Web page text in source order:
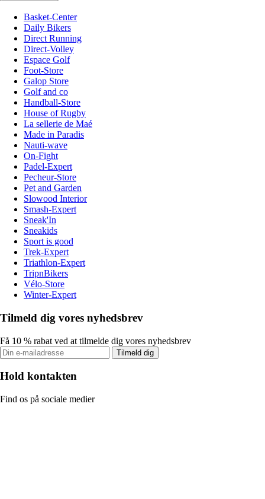
Basket-Center
Daily Bikers
Direct Running
Direct-Volley
Espace Golf
Foot-Store
Galop Store
Golf and co
Handball-Store
House of Rugby
La sellerie de Maé
Made in Paradis
Nauti-wave
On-Fight
Padel-Expert
Pecheur-Store
Pet and Garden
Slowood Interior
Smash-Expert
Sneak'In
Sneakids
Sport is good
Trek-Expert
Triathlon-Expert
TripnBikers
Vélo-Store
Winter-Expert
Tilmeld dig vores nyhedsbrev
Få 10 % rabat ved at tilmelde dig vores nyhedsbrev
Tilmeld dig
Hold kontakten
Find os på sociale medier